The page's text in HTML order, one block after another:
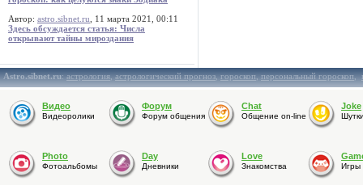
Автор: astro.sibnet.ru , 11 марта 2021, 00:11
Здесь обсуждается статья: Числа
открывают тайны мироздания
Astro.sibnet.ru:астрология,астрологический прогноз,гороскоп,персональный гороскоп,
Видео
Видеоролики
Форум
Форум общения
Chat
Общение on-line
Joke
Photo
Фотоальбомы
Day
Дневники
Love
Знакомства Игры